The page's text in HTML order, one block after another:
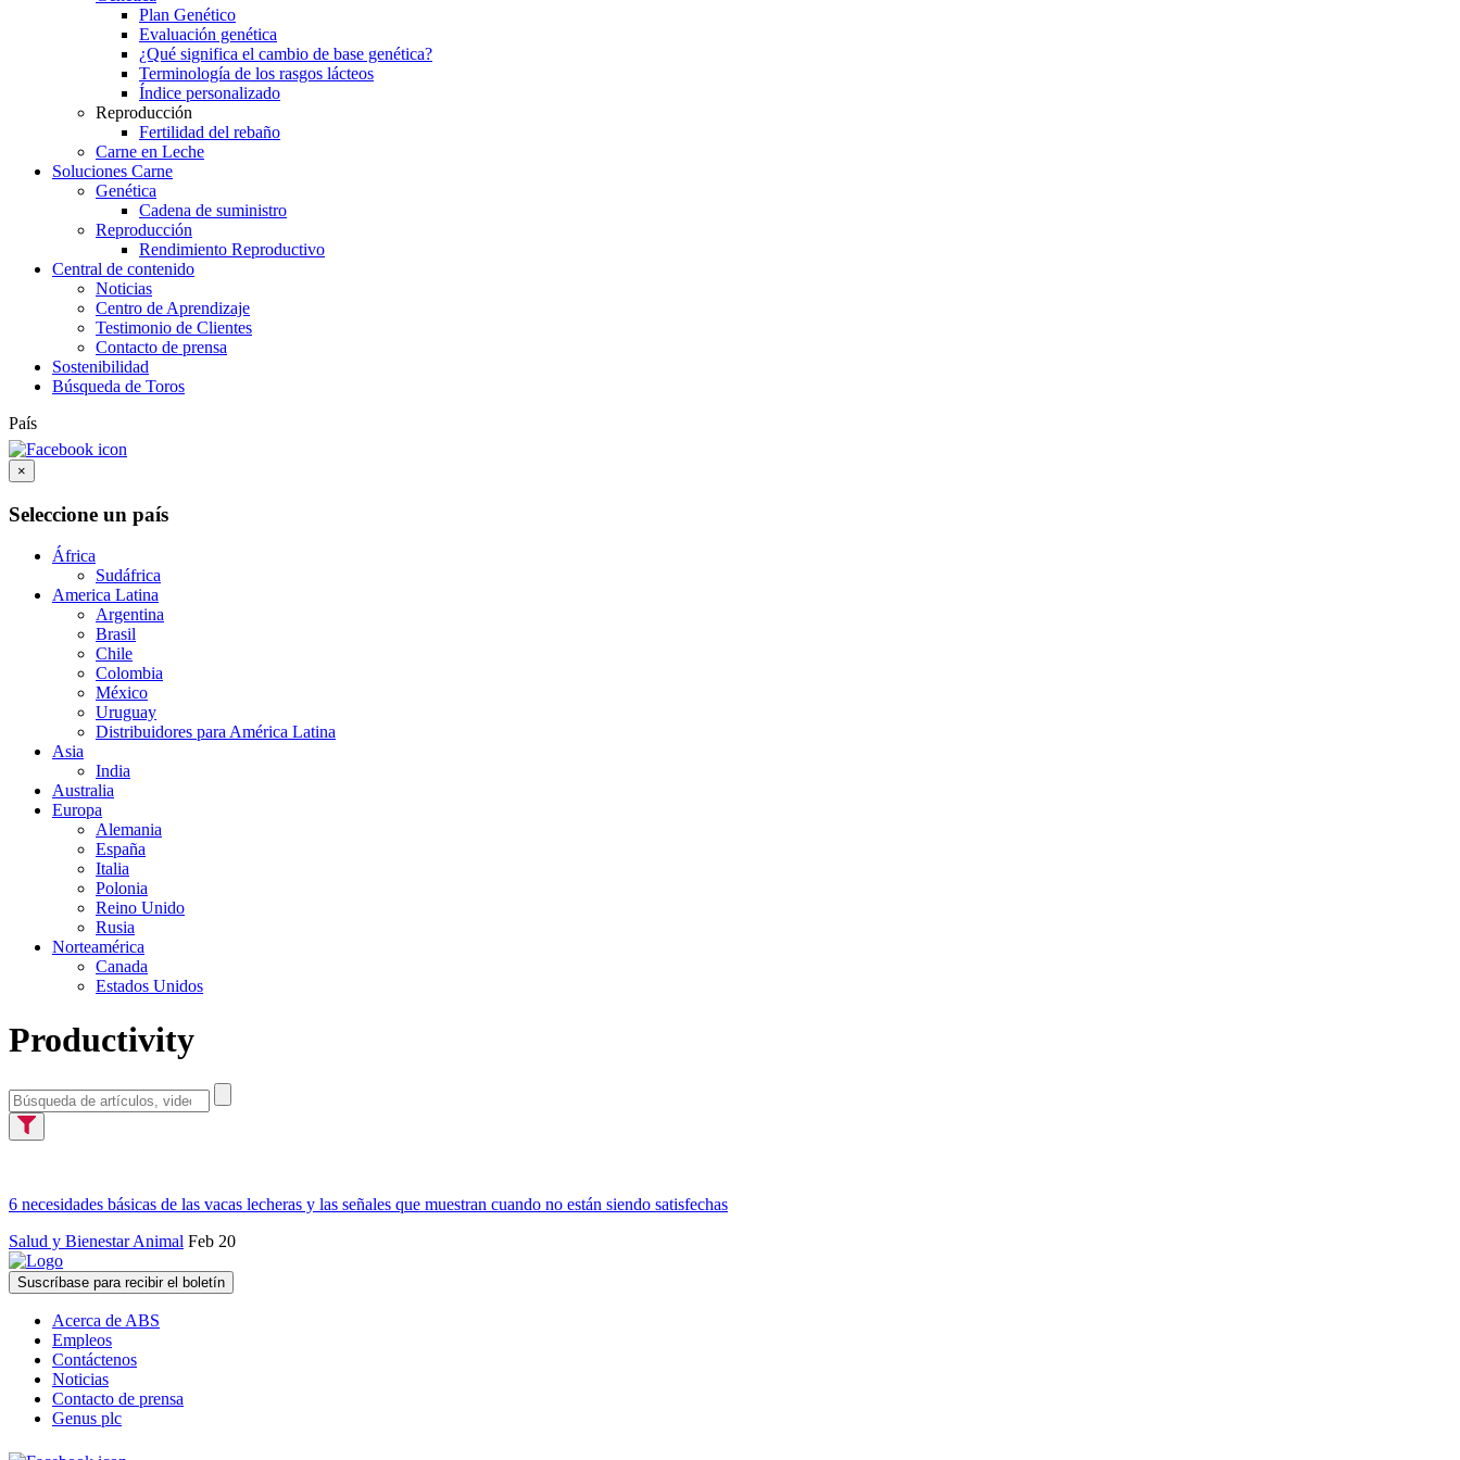
Plan Genético
Evaluación genética
¿Qué significa el cambio de base genética?
Terminología de los rasgos lácteos
Índice personalizado
Reproducción
Fertilidad del rebaño
Carne en Leche
Soluciones Carne
Genética
Cadena de suministro
Reproducción
Rendimiento Reproductivo
Central de contenido
Noticias
Centro de Aprendizaje
Testimonio de Clientes
Contacto de prensa
Sostenibilidad
Búsqueda de Toros
País
×
Seleccione un país
África
Sudáfrica
America Latina
Argentina
Brasil
Chile
Colombia
México
Uruguay
Distribuidores para América Latina
Asia
India
Australia
Europa
Alemania
España
Italia
Polonia
Reino Unido
Rusia
Norteamérica
Canada
Estados Unidos
Productivity
6 necesidades básicas de las vacas lecheras y las señales que muestran cuando no están siendo satisfechas
Salud y Bienestar Animal Feb 20
Suscríbase para recibir el boletín
Acerca de ABS
Empleos
Contáctenos
Noticias
Contacto de prensa
Genus plc